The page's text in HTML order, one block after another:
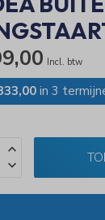
Incl. btw
in 3